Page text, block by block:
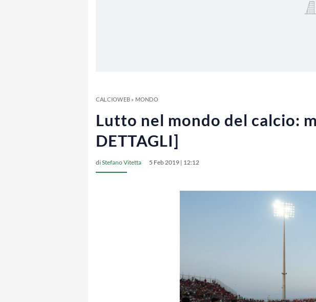
CALCIOWEB» MONDO
Lutto nel mondo del calcio:
DETTAGLI]
diStefano Vitetta 5 Feb 2019 | 12:12